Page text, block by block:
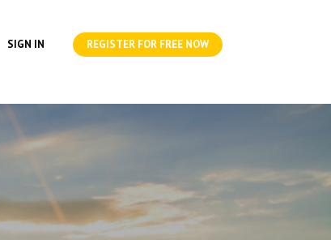
SIGN IN REGISTER FOR FREE NOW